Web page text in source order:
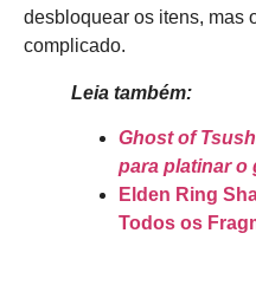
desbloquear os itens, mas
complicado.
Leia também:
Ghost of
para platinar o
Elden Ring
Todos os